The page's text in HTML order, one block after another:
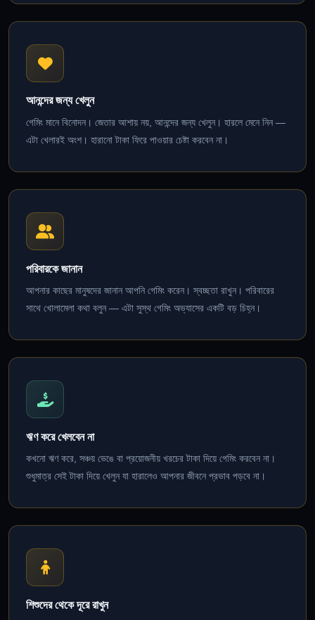
আনন্দের জন্য খেলুন
গেমিং মানে বিনোদন। জেতার আশায় নয়, আনন্দের জন্য খেলুন। হারলে মেনে নিন —
এটা খেলারই অংশ। হারানো টাকা ফিরে পাওয়ার চেষ্টা করবেন না।
পরিবারকে জানান
আপনার কাছের মানুষদের জানান আপনি গেমিং করেন। স্বচ্ছতা রাখুন। পরিবারের
সাথে খোলামেলা কথা বলুন — এটা সুস্থ গেমিং অভ্যাসের একটি বড় চিহ্ন।
ঋণ করে খেলবেন না
কখনো ঋণ করে, সঞ্চয় ভেঙে বা প্রয়োজনীয় খরচের টাকা দিয়ে গেমিং করবেন না।
শুধুমাত্র সেই টাকা দিয়ে খেলুন যা হারালেও আপনার জীবনে প্রভাব পড়বে না।
শিশুদের থেকে দূরে রাখুন